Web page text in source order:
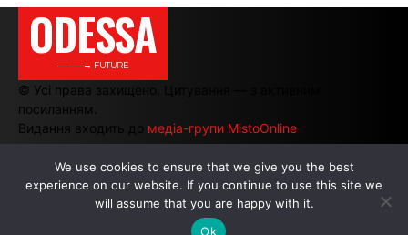
ODESSA
———→ FUTURE
© Усі права захищено. Цитування — з активним
посиланням.
Видання входить до медіа-групи MistoOnline
АВТОРИ | РЕКЛАМА НА САЙТІ
We use cookies to ensure that we give you the best
experience on our website. If you continue to use this site we
will assume that you are happy with it.
Ok